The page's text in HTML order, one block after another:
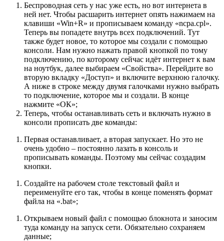
Беспроводная сеть у нас уже есть, но вот интернета в
ней нет. Чтобы расшарить интернет опять нажимаем на
клавиши «Win+R» и прописываем команду «ncpa.cpl».
Теперь вы попадете внутрь всех подключений. Тут
также будет новое, то которое мы создали с помощью
консоли. Нам нужно нажать правой кнопкой по тому
подключению, по которому сейчас идёт интернет к вам
на ноутбук, далее выбираем «Свойства». Перейдите во
вторую вкладку «Доступ» и включите верхнюю галочку.
А ниже в строке между двумя галочками нужно выбрать
то подключение, которое мы и создали. В конце
нажмите «ОК»;
Теперь, чтобы останавливать сеть и включать нужно в
консоли прописать две команды:
Первая останавливает, а вторая запускает. Но это не
очень удобно – постоянно лазать в консоль и
прописывать команды. Поэтому мы сейчас создадим
кнопки.
Создайте на рабочем столе текстовый файл и
переименуйте его так, чтобы в конце поменять формат
файла на «.bat»;
Открываем новый файл с помощью блокнота и заносим
туда команду на запуск сети. Обязательно сохраняем
данные;